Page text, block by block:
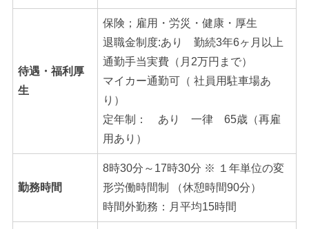
待遇・福利厚
生
保険；雇用・労災・健康・厚生
退職金制度:あり 勤続3年6ヶ月以上
通勤手当実費（月2万円まで）
マイカー通勤可（ 社員用駐車場あ
り）
定年制： あり 一律 65歳（再雇
用あり）
勤務時間
8時30分～17時30分 ※ １年単位の変
形労働時間制 （休憩時間90分）
時間外勤務：月平均15時間